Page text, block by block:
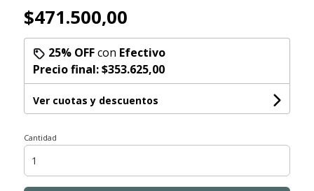
$471.500,00
25% OFFcon Efectivo
Precio final:$353.625,00
Ver cuotas y descuentos
Cantidad